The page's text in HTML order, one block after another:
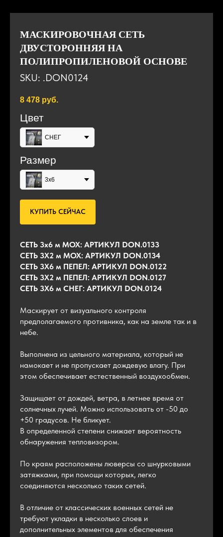
МАСКИРОВОЧНАЯ СЕТЬ
ДВУСТОРОННЯЯ НА
ПОЛИПРОПИЛЕНОВОЙ ОСНОВЕ
SKU: .DON0124
8 478 руб.
Цвет
СНЕГ
Размер
3х6
КУПИТЬ СЕЙЧАС
СЕТЬ 3х6 м МОХ: АРТИКУЛ DON.0133
СЕТЬ 3Х2 м МОХ: АРТИКУЛ DON.0134
СЕТЬ 3Х6 м ПЕПЕЛ: АРТИКУЛ DON.0122
СЕТЬ 3Х2 м ПЕПЕЛ: АРТИКУЛ DON.0127
СЕТЬ 3Х6 м СНЕГ: АРТИКУЛ DON.0124
Маскирует от визуального контроля
предполагаемого противника, как на земле так и в
небе.
Выполнена из цельного материала, который не
намокает и не пропускает дождевую влагу. При
этом обеспечивает естественный воздухообмен.
Защищает от дождей, ветра, в летнее время от
солнечных лучей. Можно использовать от -50 до
+50 градусов. Не бликует.
В определенной степени снижает вероятность
обнаружения тепловизором.
По краям расположены люверсы со шнурковыми
затяжками, при помощи которых, легко
соединяются несколько таких сетей.
В отличие от классических военных сетей не
требуют укладки в несколько слоев и
дополнительных элементов для обеспечения